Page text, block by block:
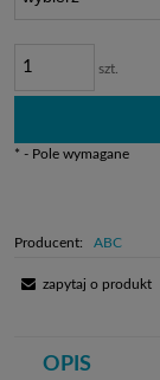
szt.
* - Pole wymagane
Producent: ABC
zapytaj o produkt
OPIS